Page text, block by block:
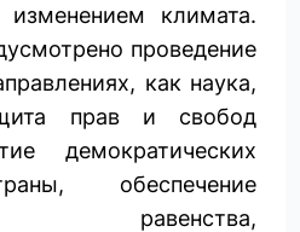
климата.
проведение
как наука,
прав и свобод
демократических
обеспечение
равенства,